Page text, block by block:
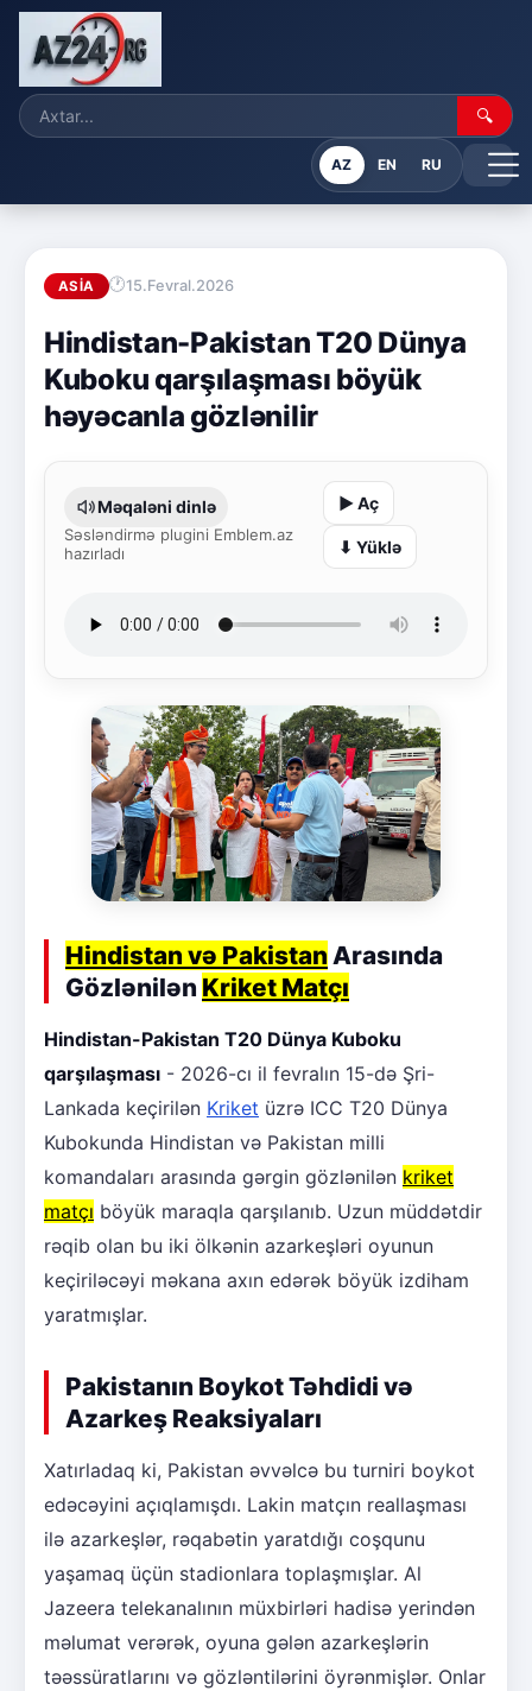
🔍
AZ EN RU
ASIA 15.Fevral.2026
Hindistan-Pakistan T20 Dünya
Kuboku qarşılaşması böyük
həyəcanla gözlənilir
Məqaləni dinlə
Səsləndirmə plugini Emblem.az
hazırladı
▶ Aç
⬇ Yüklə
Hindistan və Pakistan Arasında
Gözlənilən Kriket Matçı
Hindistan-Pakistan T20 Dünya Kuboku
qarşılaşması - 2026-cı il fevralın 15-də Şri-
Lankada keçirilən Kriket üzrə ICC T20 Dünya
Kubokunda Hindistan və Pakistan milli
komandaları arasında gərgin gözlənilən kriket
matçı böyük maraqla qarşılanıb. Uzun müddətdir
rəqib olan bu iki ölkənin azarkeşləri oyunun
keçiriləcəyi məkana axın edərək böyük izdiham
yaratmışlar.
Pakistanın Boykot Təhdidi və
Azarkeş Reaksiyaları
Xatırladaq ki, Pakistan əvvəlcə bu turniri boykot
edəcəyini açıqlamışdı. Lakin matçın reallaşması
ilə azarkeşlər, rəqabətin yaratdığı coşqunu
yaşamaq üçün stadionlara toplaşmışlar. Al
Jazeera telekanalının müxbirləri hadisə yerindən
məlumat verərək, oyuna gələn azarkeşlərin
təəssüratlarını və gözləntilərini öyrənmişlər. Onlar